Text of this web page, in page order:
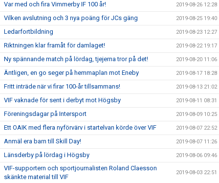
Var med och fira Vimmerby IF 100 år! 2019-08-26 12:28
Vilken avslutning och 3 nya poäng för JCs gäng 2019-08-25 19:40
Ledarfortbildning 2019-08-23 12:27
Riktningen klar framåt för damlaget! 2019-08-22 19:17
Ny spännande match på lördag, tjejerna tror på det! 2019-08-20 11:06
Äntligen, en go seger på hemmaplan mot Eneby 2019-08-17 18:28
Fritt inträde när vi firar 100-år tillsammans! 2019-08-13 21:02
VIF vaknade för sent i derbyt mot Högsby 2019-08-11 08:31
Föreningsdagar på Intersport 2019-08-09 10:25
Ett OAIK med flera nyförvärv i startelvan körde över VIF 2019-08-07 22:52
Anmäl era barn till Skill Day! 2019-08-07 11:26
Länsderby på lördag i Högsby 2019-08-06 09:46
VIF-supportern och sportjournalisten Roland Claesson
skänkte material till VIF
2019-08-03 22:51